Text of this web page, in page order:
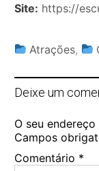
Site: https://
Atrações,
Deixe um
O seu
Campos
Comentário *